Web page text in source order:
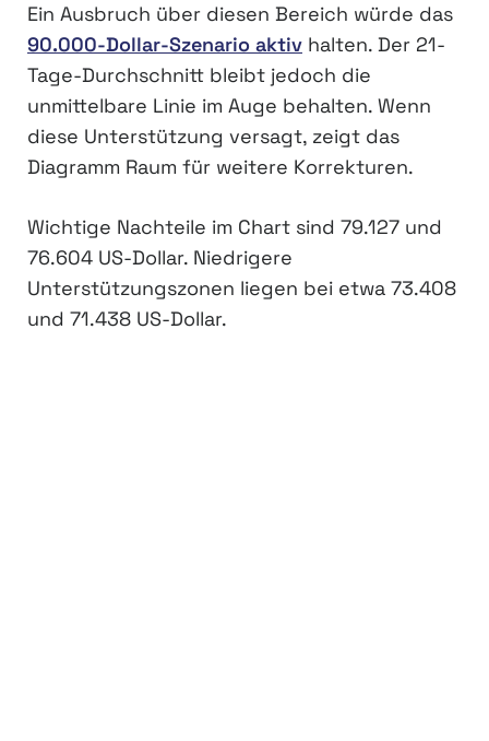
Ein Ausbruch über diesen Bereich würde das
90.000-Dollar-Szenario aktiv halten. Der 21-
Tage-Durchschnitt bleibt jedoch die
unmittelbare Linie im Auge behalten. Wenn
diese Unterstützung versagt, zeigt das
Diagramm Raum für weitere Korrekturen.
Wichtige Nachteile im Chart sind 79.127 und
76.604 US-Dollar. Niedrigere
Unterstützungszonen liegen bei etwa 73.408
und 71.438 US-Dollar.